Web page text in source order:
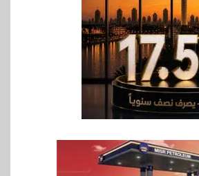
سوق وصلة
هواوي: هاتف nova 15
Max بطارية ضخمة وتصميم متين
جهازًا مثاليًا للشباب
اقتصاد
إي اف چي فاينانس تستعرض
في سوق تحويلات المصريين
بالخارج